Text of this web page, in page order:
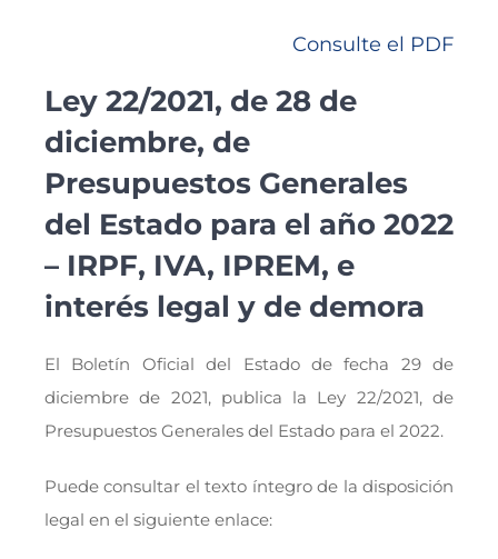
Consulte el PDF
Ley 22/2021, de 28 de
diciembre, de
Presupuestos Generales
del Estado para el año 2022
– IRPF, IVA, IPREM, e
interés legal y de demora
El Boletín Oficial del Estado de fecha 29 de
diciembre de 2021, publica la Ley 22/2021, de
Presupuestos Generales del Estado para el 2022.
Puede consultar el texto íntegro de la disposición
legal en el siguiente enlace: